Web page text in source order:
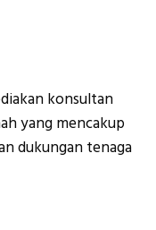
konsultan
yang mencakup
dukungan tenaga